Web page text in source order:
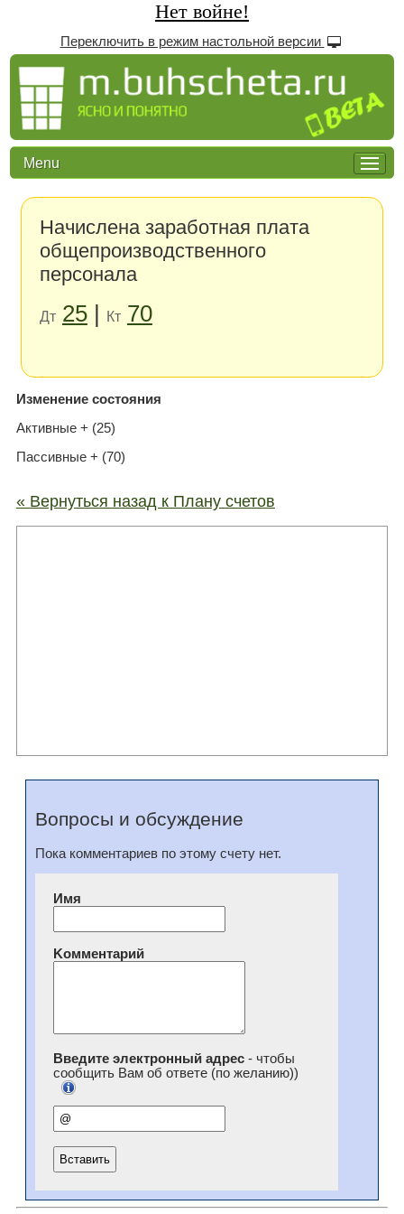
Нет войне!
Переключить в режим настольной версии
Menu
Начислена заработная плата
общепроизводственного
персонала
Дт 25| Кт 70
Изменение состояния
Активные + (25)
Пассивные + (70)
« Вернуться назад к Плану счетов
Вопросы и обсуждение
Пока комментариев по этому счету нет.
Имя
Kомментарий
Введите электронный адрес- чтобы
сообщить Вам об ответе (по желанию))